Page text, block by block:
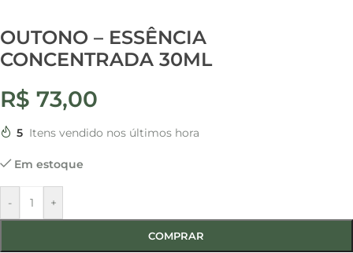
OUTONO – ESSÊNCIA
CONCENTRADA 30ML
R$ 73,00
5 Itens vendido nos últimos hora
Em estoque
- +
COMPRAR